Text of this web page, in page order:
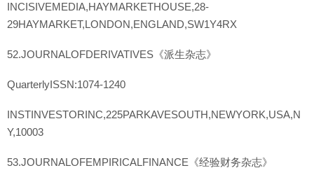
INCISIVEMEDIA,HAYMARKETHOUSE,28-
29HAYMARKET,LONDON,ENGLAND,SW1Y4RX
52.JOURNALOFDERIVATIVES《派生杂志》
QuarterlyISSN:1074-1240
INSTINVESTORINC,225PARKAVESOUTH,NEWYORK,USA,N
Y,10003
53.JOURNALOFEMPIRICALFINANCE《经验财务杂志》